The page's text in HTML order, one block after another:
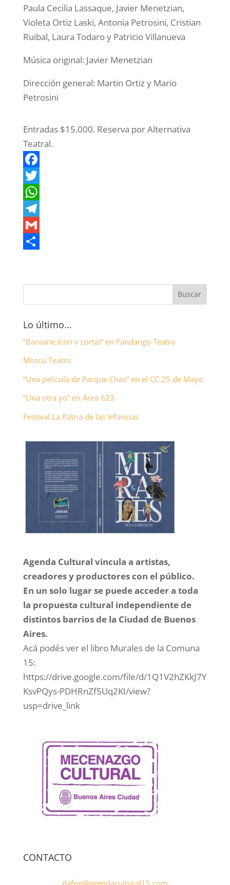
Paula Cecilia Lassaque, Javier Menetzian,
Violeta Ortiz Laski, Antonia Petrosini, Cristian
Ruibal, Laura Todaro y Patricio Villanueva
Música original: Javier Menetzian
Dirección general: Martin Ortiz y Mario
Petrosini
Entradas $15.000. Reserva por Alternativa
Teatral.
F
a
c
e
b
T
w
W
h
a
p
p
T
e
r
a
m
G
lp
a
r
t
Lo último…
“Barvarie (con v corta)” en Fandango Teatro
Moscú Teatro
“Una película de Parque Chas” en el CC 25 de Mayo
“Una otra yo” en Área 623
Festival La Patria de las Infancias
Agenda Cultural vincula a artistas,
creadores y productores con el público.
En un solo lugar se puede acceder a toda
la propuesta cultural independiente de
distintos barrios de la Ciudad de Buenos
Aires.
Acá podés ver el libro Murales de la Comuna
15:
https://drive.google.com/file/d/1Q1V2hZKkJ7Y
KsvPQys-PDHRnZf5Uq2KI/view?
usp=drive_link
CONTACTO
dafne@agendacultural15.com